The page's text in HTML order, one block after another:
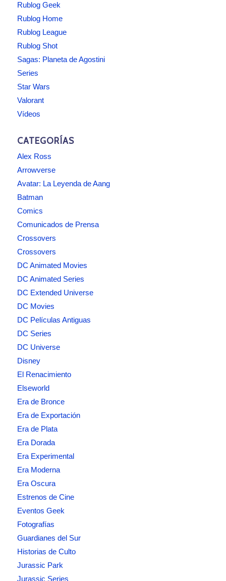
Rublog Geek
Rublog Home
Rublog League
Rublog Shot
Sagas: Planeta de Agostini
Series
Star Wars
Valorant
Vídeos
CATEGORÍAS
Alex Ross
Arrowverse
Avatar: La Leyenda de Aang
Batman
Comics
Comunicados de Prensa
Crossovers
Crossovers
DC Animated Movies
DC Animated Series
DC Extended Universe
DC Movies
DC Películas Antiguas
DC Series
DC Universe
Disney
El Renacimiento
Elseworld
Era de Bronce
Era de Exportación
Era de Plata
Era Dorada
Era Experimental
Era Moderna
Era Oscura
Estrenos de Cine
Eventos Geek
Fotografías
Guardianes del Sur
Historias de Culto
Jurassic Park
Jurassic Series